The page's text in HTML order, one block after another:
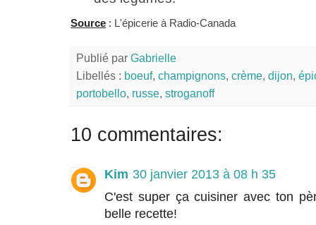
Source : L'épicerie à Radio-Canada
Publié par Gabrielle
Libellés : boeuf, champignons, crème, dijon,
portobello, russe, stroganoff
10 commentaires:
Kim 30 janvier 2013 à 08 h 35
C'est super ça cuisiner avec ton
belle recette!